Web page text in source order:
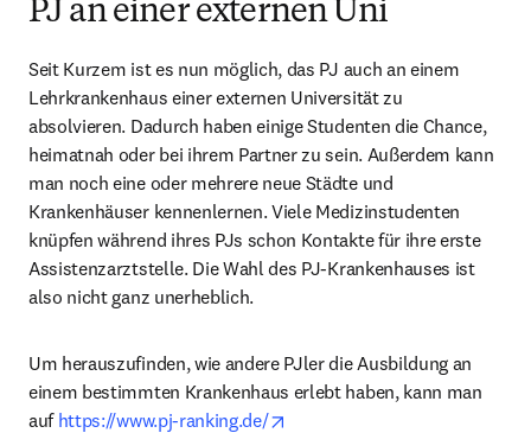
PJ an einer externen Uni
Seit Kurzem ist es nun möglich, das PJ auch an einem
Lehrkrankenhaus einer externen Universität zu
absolvieren. Dadurch haben einige Studenten die Chance,
heimatnah oder bei ihrem Partner zu sein. Außerdem kann
man noch eine oder mehrere neue Städte und
Krankenhäuser kennenlernen. Viele Medizinstudenten
knüpfen während ihres PJs schon Kontakte für ihre erste
Assistenzarztstelle. Die Wahl des PJ-Krankenhauses ist
also nicht ganz unerheblich.
Um herauszufinden, wie andere PJler die Ausbildung an
einem bestimmten Krankenhaus erlebt haben, kann man
auf https://www.pj-ranking.de/